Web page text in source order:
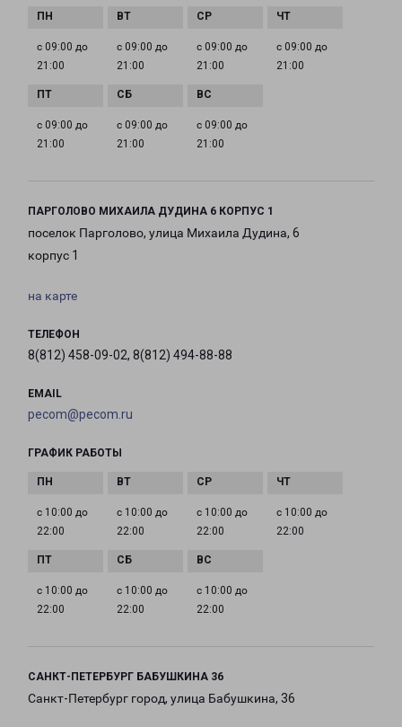
с 09:00 до
21:00
с 09:00 до
21:00
с 09:00 до
21:00
с 09:00 до
21:00
с 09:00 до
21:00
с 09:00 до
21:00
с 09:00 до
21:00
ПАРГОЛОВО МИХАИЛА ДУДИНА 6 КОРПУС 1
поселок Парголово, улица Михаила Дудина, 6
корпус 1
на карте
ТЕЛЕФОН
8(812) 458-09-02, 8(812) 494-88-88
EMAIL
pecom@pecom.ru
ГРАФИК РАБОТЫ
с 10:00 до
22:00
с 10:00 до
22:00
с 10:00 до
22:00
с 10:00 до
22:00
с 10:00 до
22:00
с 10:00 до
22:00
с 10:00 до
22:00
САНКТ-ПЕТЕРБУРГ БАБУШКИНА 36
Санкт-Петербург город, улица Бабушкина, 36